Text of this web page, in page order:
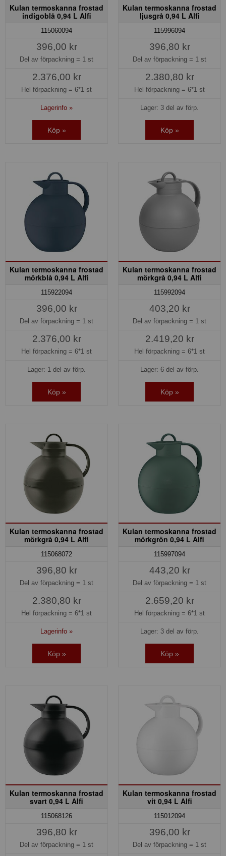
Kulan termoskanna frostad
indigoblå 0,94 L Alfi
115060094
396,00 kr
Del av förpackning = 1 st
2.376,00 kr
Hel förpackning = 6*1 st
Lagerinfo »
Köp »
Kulan termoskanna frostad
ljusgrå 0,94 L Alfi
115996094
396,80 kr
Del av förpackning = 1 st
2.380,80 kr
Hel förpackning = 6*1 st
Lager: 3 del av förp.
Köp »
Kulan termoskanna frostad
mörkblå 0,94 L Alfi
115922094
396,00 kr
Del av förpackning = 1 st
2.376,00 kr
Hel förpackning = 6*1 st
Lager: 1 del av förp.
Köp »
Kulan termoskanna frostad
mörkgrå 0,94 L Alfi
115992094
403,20 kr
Del av förpackning = 1 st
2.419,20 kr
Hel förpackning = 6*1 st
Lager: 6 del av förp.
Köp »
Kulan termoskanna frostad
mörkgrå 0,94 L Alfi
115068072
396,80 kr
Del av förpackning = 1 st
2.380,80 kr
Hel förpackning = 6*1 st
Lagerinfo »
Köp »
Kulan termoskanna frostad
mörkgrön 0,94 L Alfi
115997094
443,20 kr
Del av förpackning = 1 st
2.659,20 kr
Hel förpackning = 6*1 st
Lager: 3 del av förp.
Köp »
Kulan termoskanna frostad
svart 0,94 L Alfi
115068126
396,80 kr
Del av förpackning = 1 st
Kulan termoskanna frostad
vit 0,94 L Alfi
115012094
396,00 kr
Del av förpackning = 1 st